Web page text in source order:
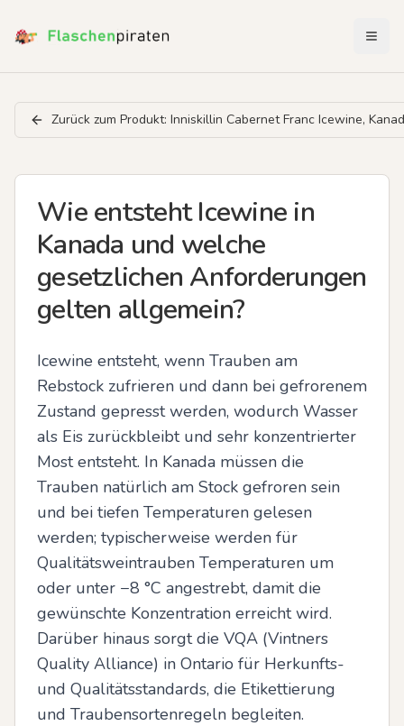
Zurück zum Produkt: Inniskillin Cabernet Franc Icewine,
Wie entsteht Icewine in
Kanada und welche
gesetzlichen Anforderungen
gelten allgemein?
Icewine entsteht, wenn Trauben am
Rebstock zufrieren und dann bei gefrorenem
Zustand gepresst werden, wodurch Wasser
als Eis zurückbleibt und sehr konzentrierter
Most entsteht. In Kanada müssen die
Trauben natürlich am Stock gefroren sein
und bei tiefen Temperaturen gelesen
werden; typischerweise werden für
Qualitätsweintrauben Temperaturen um
oder unter −8 °C angestrebt, damit die
gewünschte Konzentration erreicht wird.
Darüber hinaus sorgt die VQA (Vintners
Quality Alliance) in Ontario für Herkunfts-
und Qualitätsstandards, die Etikettierung
und Traubensortenregeln begleiten.